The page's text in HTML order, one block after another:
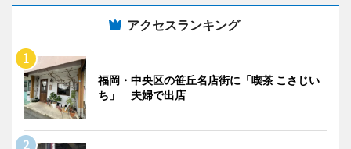
アクセスランキング
福岡・中央区の笹丘名店街に「喫茶 こさじい
ち」 夫婦で出店